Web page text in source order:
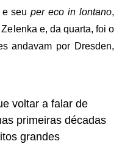
e seuper eco in lontano,
e, da quarta, foi o
andavam por Dresden,
voltar a falar de
primeiras décadas
grandes